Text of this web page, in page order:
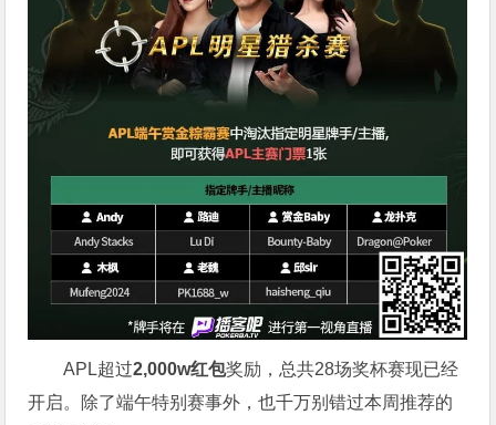
APL超过2,000w红包奖励，总共28场奖杯赛现已经
开启。除了端午特别赛事外，也千万别错过本周推荐的